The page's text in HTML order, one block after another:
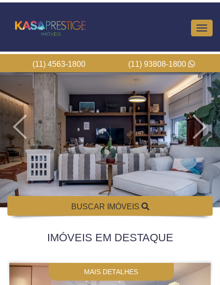
(11) 4563-1800 (11) 93808-1800
BUSCAR IMÓVEIS
IMÓVEIS EM DESTAQUE
MAIS DETALHES